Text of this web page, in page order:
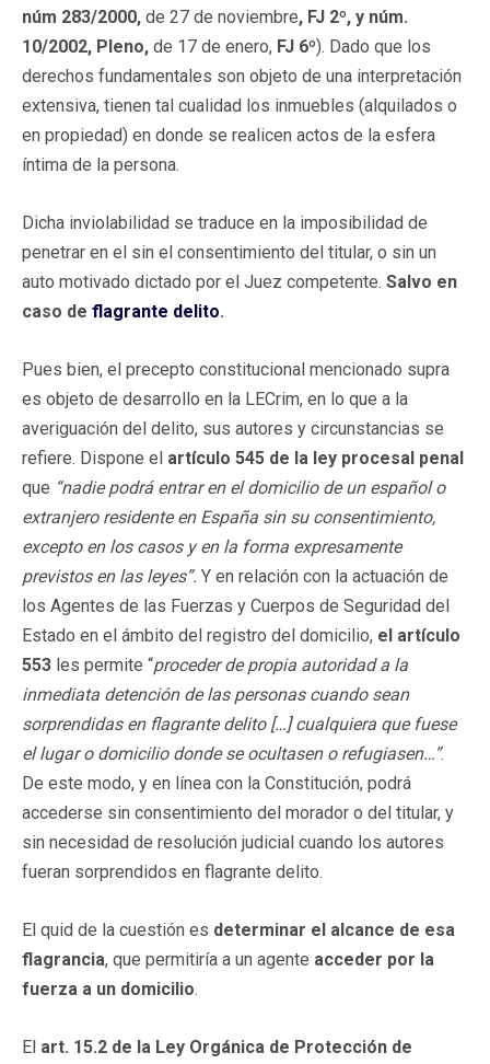
núm 283/2000, de 27 de noviembre, FJ 2º, y núm.
10/2002, Pleno, de 17 de enero, FJ 6º). Dado que los
derechos fundamentales son objeto de una interpretación
extensiva, tienen tal cualidad los inmuebles (alquilados o
en propiedad) en donde se realicen actos de la esfera
íntima de la persona.
Dicha inviolabilidad se traduce en la imposibilidad de
penetrar en el sin el consentimiento del titular, o sin un
auto motivado dictado por el Juez competente. Salvo en
caso de flagrante delito.
Pues bien, el precepto constitucional mencionado supra
es objeto de desarrollo en la LECrim, en lo que a la
averiguación del delito, sus autores y circunstancias se
refiere. Dispone el artículo 545 de la ley procesal penal
que “nadie podrá entrar en el domicilio de un español o
extranjero residente en España sin su consentimiento,
excepto en los casos y en la forma expresamente
previstos en las leyes”. Y en relación con la actuación de
los Agentes de las Fuerzas y Cuerpos de Seguridad del
Estado en el ámbito del registro del domicilio, el artículo
553 les permite “proceder de propia autoridad a la
inmediata detención de las personas cuando sean
sorprendidas en flagrante delito […] cualquiera que fuese
el lugar o domicilio donde se ocultasen o refugiasen…”.
De este modo, y en línea con la Constitución, podrá
accederse sin consentimiento del morador o del titular, y
sin necesidad de resolución judicial cuando los autores
fueran sorprendidos en flagrante delito.
El quid de la cuestión es determinar el alcance de esa
flagrancia, que permitiría a un agente acceder por la
fuerza a un domicilio.
El art. 15.2 de la Ley Orgánica de Protección de